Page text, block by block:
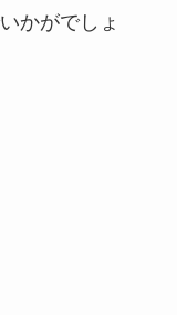
かがでしょ